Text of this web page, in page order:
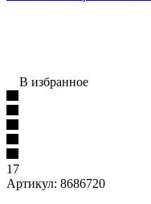
В избранное
17
Артикул: 8686720